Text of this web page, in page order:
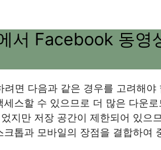
서 Facebook 동영
면 다음과 같은 경우를 고려해야
스할 수 있으므로 더 많은 다운
지만 저장 공간이 제한되어 있으
톱과 모바일의 장점을 결합하여